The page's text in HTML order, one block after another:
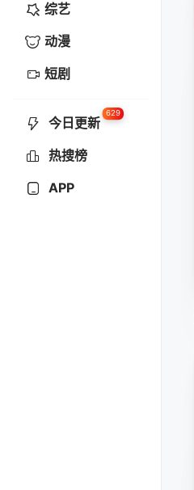
综艺
动漫
短剧
今日更新
629
热搜榜
APP